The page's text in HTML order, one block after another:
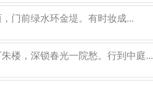
门前绿水环金堤。有时妆成...
楼，深锁春光一院愁。行到中庭...